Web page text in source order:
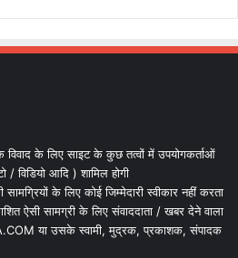
विवाद के लिए साइट के कुछ तत्वों में उपयोगकर्ताओं
/ विडियो आदि ) शामिल होगी
के लिए कोई जिम्मेदारी स्वीकार नहीं करता
ऐसी सामग्री के लिए संवाददाता / खबर देने वाला
या उसके स्वामी, मुद्रक, प्रकाशक, संपादक